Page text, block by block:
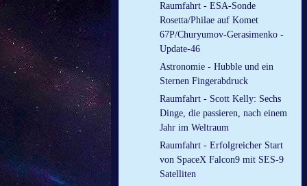
Raumfahrt - ESA-Sonde
Rosetta/Philae auf Komet
67P/Churyumov-Gerasimenko -
Update-46
Astronomie - Hubble und ein
Sternen Fingerabdruck
Raumfahrt - Scott Kelly: Sechs
Dinge, die passieren, nach einem
Jahr im Weltraum
Raumfahrt - Erfolgreicher Start
von SpaceX Falcon9 mit SES-9
Satelliten